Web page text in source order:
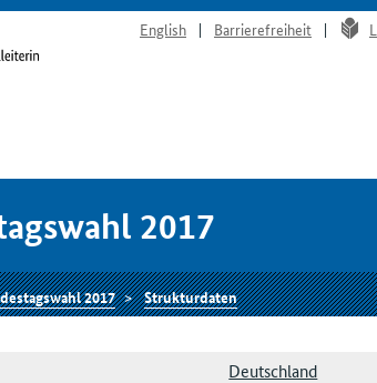
English Barrierefreiheit
2017
2017 Strukturdaten
Deutschland